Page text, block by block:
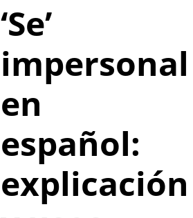
‘Se’
impersonal
en
español:
explicación